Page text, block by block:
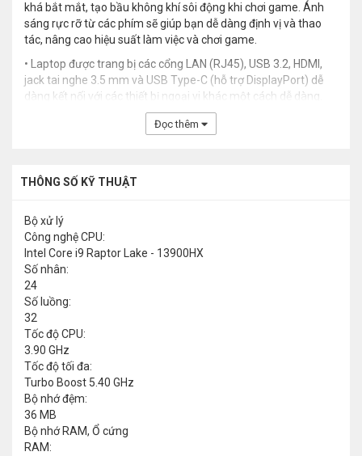
khá bắt mắt, tạo bầu không khí sôi động khi chơi game. Ánh
sáng rực rỡ từ các phím sẽ giúp bạn dễ dàng định vị và thao
tác, nâng cao hiệu suất làm việc và chơi game.
• Laptop được trang bị các cổng LAN (RJ45), USB 3.2, HDMI,
jack tai nghe 3.5 mm và USB Type-C (hỗ trợ DisplayPort) dễ
dàng kết nối với các thiết bị ngoại vi khác một cách dễ dàng.
Đọc thêm
THÔNG SỐ KỸ THUẬT
Bộ xử lý
Công nghệ CPU:
Intel Core i9 Raptor Lake - 13900HX
Số nhân:
24
Số luồng:
32
Tốc độ CPU:
3.90 GHz
Tốc độ tối đa:
Turbo Boost 5.40 GHz
Bộ nhớ đệm:
36 MB
Bộ nhớ RAM, Ổ cứng
RAM: